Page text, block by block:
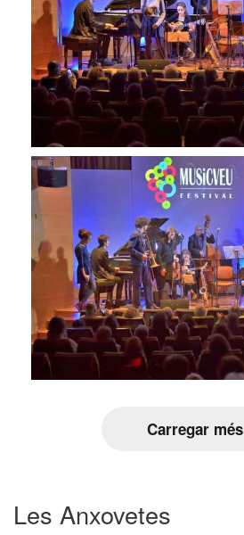
Carregar més
Les Anxovetes